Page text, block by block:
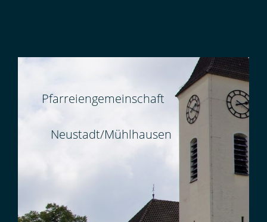
Pfarreiengemeinschaft
Neustadt/Mühlhausen